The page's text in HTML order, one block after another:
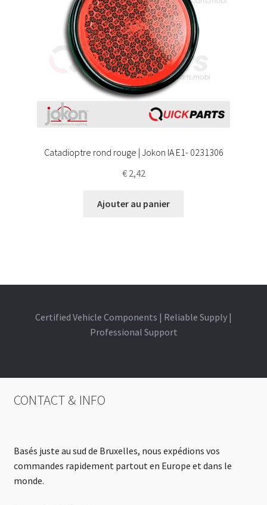
Catadioptre rond rouge | Jokon IA E1- 0231306
€2,42
Ajouter au panier
Certified Vehicle Components | Reliable Supply |
Professional Support
CONTACT & INFO
Basés juste au sud de Bruxelles, nous expédions vos
commandes rapidement partout en Europe et dans le
monde.